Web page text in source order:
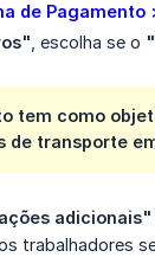
de
, escolha se o
tem como
de transporte
adicionais"
trabalhadores